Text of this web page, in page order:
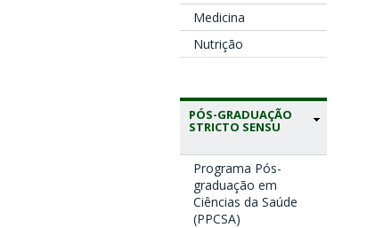
Medicina
Nutrição
PÓS-GRADUAÇÃO
STRICTO SENSU
Programa Pós-
graduação em
Ciências da Saúde
(PPCSA)